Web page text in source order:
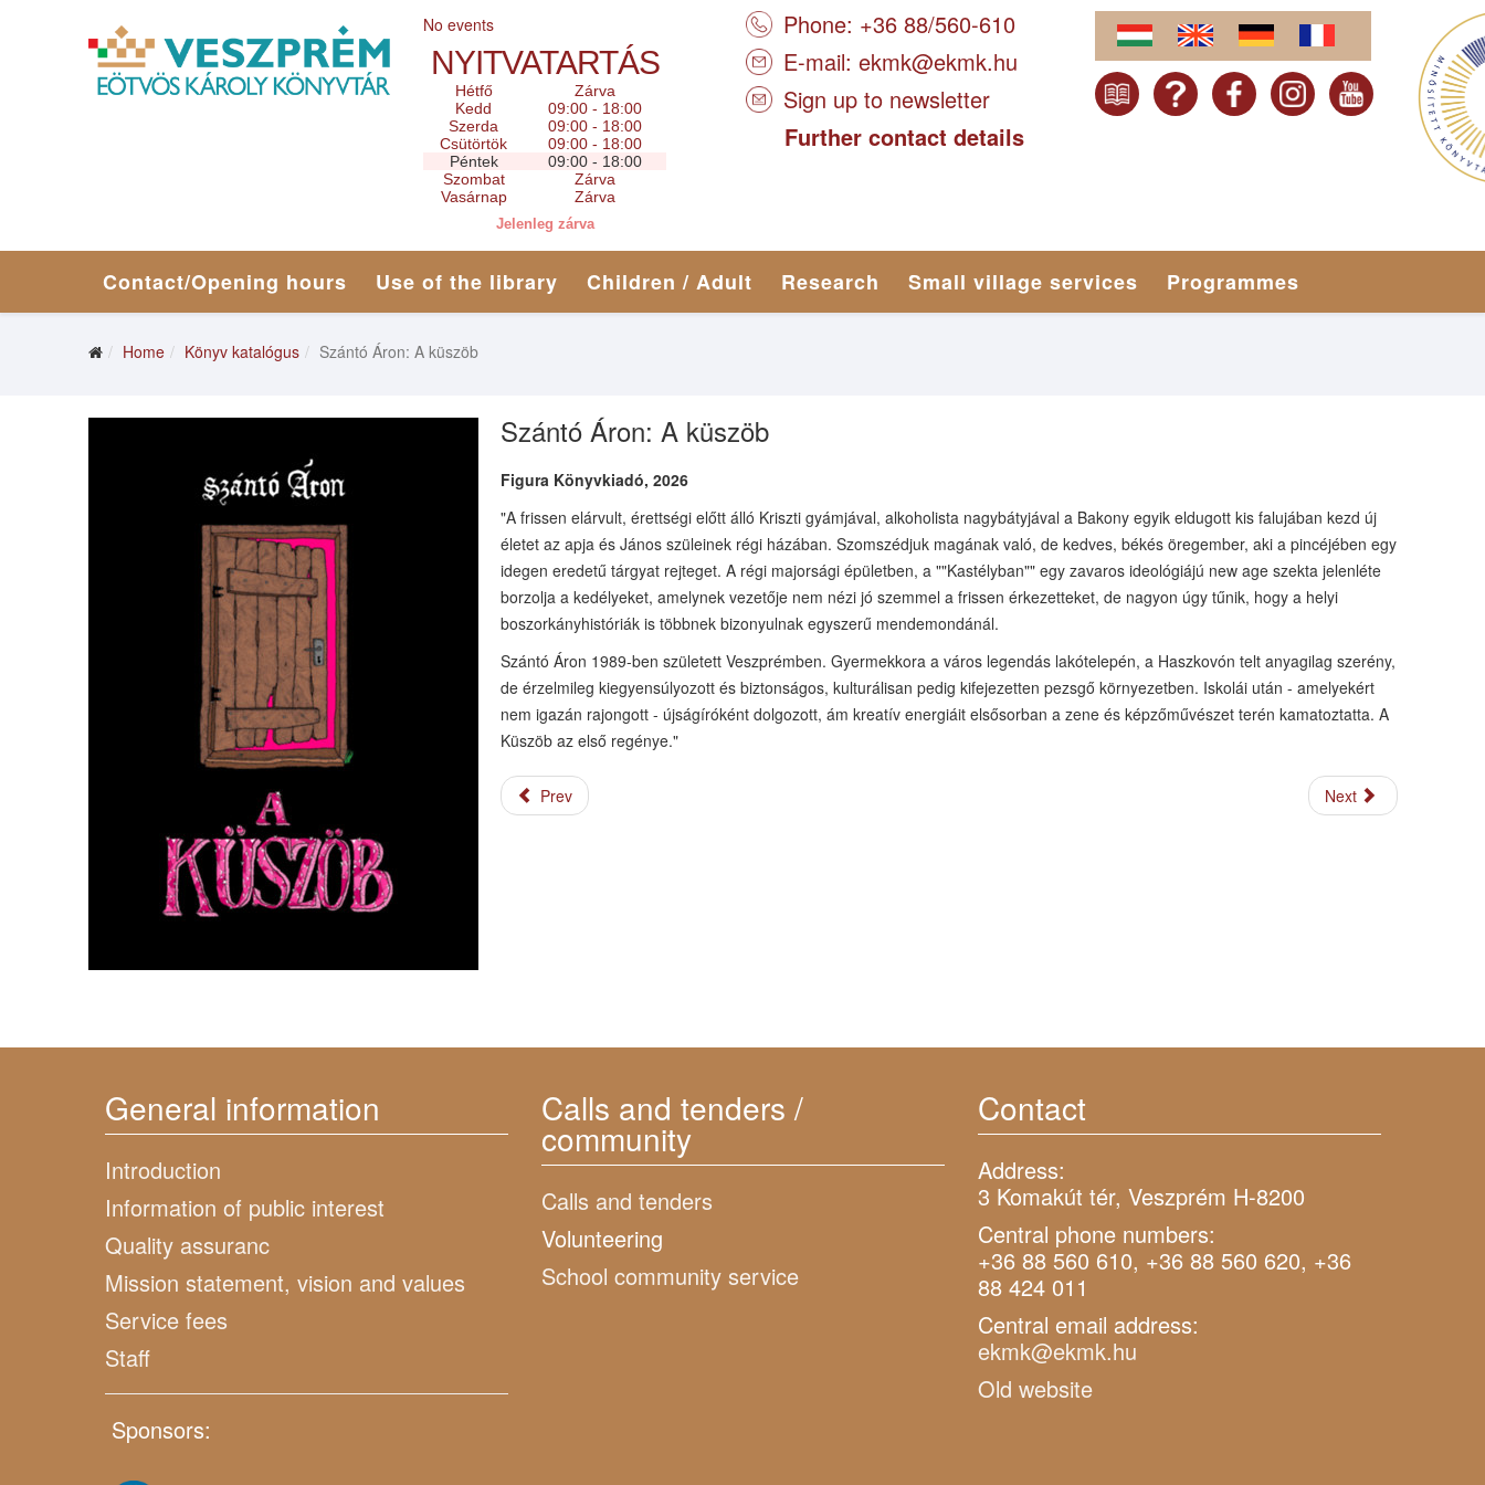
No events
NYITVATARTÁS
Hétfő
Zárva
Kedd
09:00 - 18:00
Szerda
09:00 - 18:00
Csütörtök
09:00 - 18:00
Péntek
09:00 - 18:00
Szombat
Zárva
Vasárnap
Zárva
Jelenleg zárva
Phone: +36 88/560-610
E-mail: ekmk@ekmk.hu
Sign up to newsletter
Further contact details
Contact/Opening hours Use of the library Children / Adult Research Small village services Programmes
Home Könyv katalógus Szántó Áron: A küszöb
Szántó Áron: A küszöb
Figura Könyvkiadó, 2026
"A frissen elárvult, érettségi előtt álló Kriszti gyámjával, alkoholista nagybátyjával a Bakony egyik eldugott kis falujában kezd új
életet az apja és János szüleinek régi házában. Szomszédjuk magának való, de kedves, békés öregember, aki a pincéjében egy
idegen eredetű tárgyat rejteget. A régi majorsági épületben, a ""Kastélyban"" egy zavaros ideológiájú new age szekta jelenléte
borzolja a kedélyeket, amelynek vezetője nem nézi jó szemmel a frissen érkezetteket, de nagyon úgy tűnik, hogy a helyi
boszorkányhistóriák is többnek bizonyulnak egyszerű mendemondánál.
Szántó Áron 1989-ben született Veszprémben. Gyermekkora a város legendás lakótelepén, a Haszkovón telt anyagilag szerény,
de érzelmileg kiegyensúlyozott és biztonságos, kulturálisan pedig kifejezetten pezsgő környezetben. Iskolái után - amelyekért
nem igazán rajongott - újságíróként dolgozott, ám kreatív energiáit elsősorban a zene és képzőművészet terén kamatoztatta. A
Küszöb az első regénye."
Prev Next
General information
Introduction
Information of public interest
Quality assuranc
Mission statement, vision and values
Service fees
Staff
Sponsors:
Calls and tenders /
community
Calls and tenders
Volunteering
School community service
Contact
Address:
3 Komakút tér, Veszprém H-8200
Central phone numbers:
+36 88 560 610, +36 88 560 620, +36
88 424 011
Central email address:
ekmk@ekmk.hu
Old website